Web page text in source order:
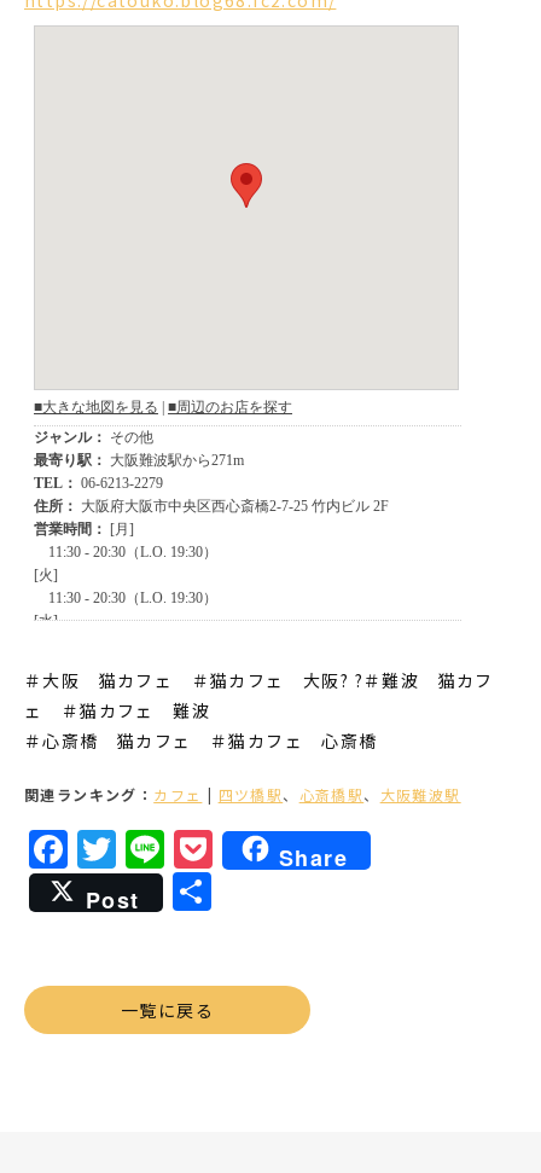
＃大阪 猫カフェ ＃猫カフェ 大阪? ?＃難波 猫カフ
ェ ＃猫カフェ 難波
＃心斎橋 猫カフェ ＃猫カフェ 心斎橋
関連ランキング： カフェ | 四ツ橋駅、 心斎橋駅、 大阪難波駅
Facebook
Twitter
LinePocket
Share
Post
共
一覧に戻る